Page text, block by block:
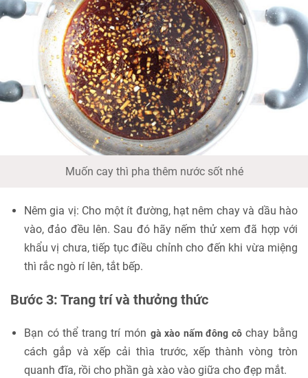
Muốn cay thì pha thêm nước sốt nhé
Nêm gia vị: Cho một ít đường, hạt nêm chay và dầu hào
vào, đảo đều lên. Sau đó hãy nếm thử xem đã hợp với
khẩu vị chưa, tiếp tục điều chỉnh cho đến khi vừa miệng
thì rắc ngò rí lên, tắt bếp.
Bước 3: Trang trí và thưởng thức
Bạn có thể trang trí món gà xào nấm đông côchay bằng
cách gắp và xếp cải thìa trước, xếp thành vòng tròn
quanh đĩa, rồi cho phần gà xào vào giữa cho đẹp mắt.